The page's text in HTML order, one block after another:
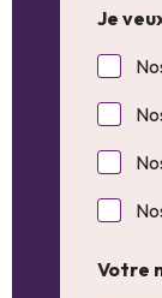
Je
Votre